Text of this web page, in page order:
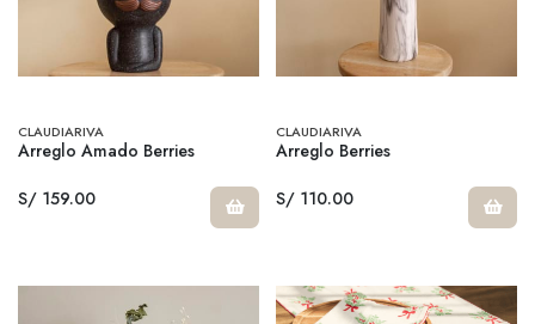
CLAUDIARIVA
Arreglo Amado Berries
S/ 159.00
CLAUDIARIVA
Arreglo Berries
S/ 110.00